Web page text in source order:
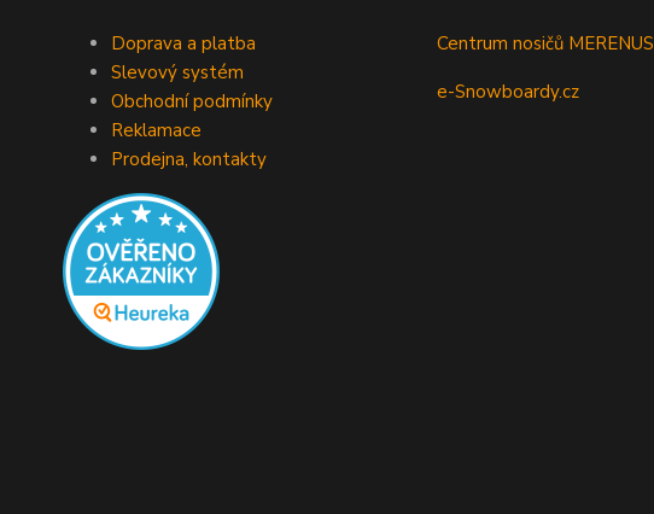
Doprava a platba
Slevový systém
Obchodní podmínky
Reklamace
Prodejna, kontakty
Centrum nosičů MERENUS
e-Snowboardy.cz